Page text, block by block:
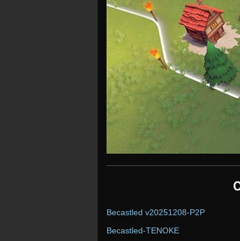
Becastled v20251208-P2P
Becastled-TENOKE